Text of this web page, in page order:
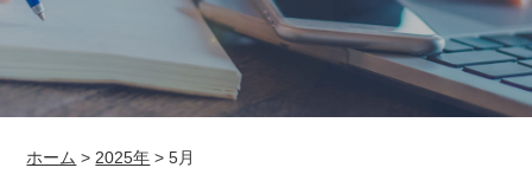
ホーム > 2025年 >5月